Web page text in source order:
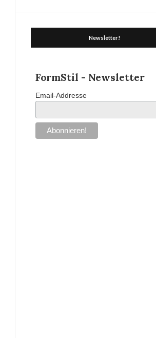
Newsletter!
FormStil - Newsletter
Email-Addresse